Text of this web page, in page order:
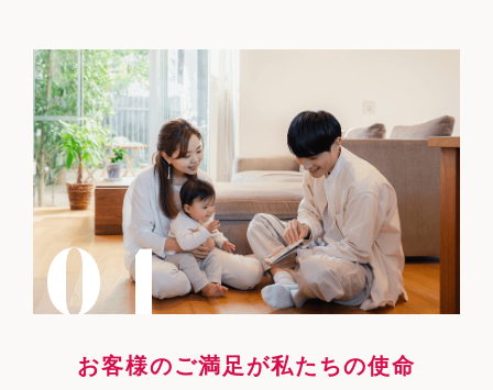
お客様のご満足が私たちの使命